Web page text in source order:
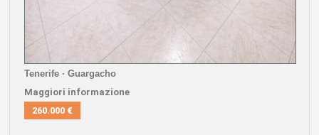
Tenerife · Guargacho
Maggiori informazione
260.000 €